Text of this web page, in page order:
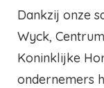
Dankzij onze
Wyck,
Koninklijke
ondernemers